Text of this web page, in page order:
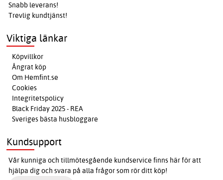
Snabb leverans!
Trevlig kundtjänst!
Viktiga länkar
Köpvillkor
Ångrat köp
Om Hemfint.se
Cookies
Integritetspolicy
Black Friday 2025 - REA
Sveriges bästa husbloggare
Kundsupport
Vår kunniga och tillmötesgående kundservice finns här för att
hjälpa dig och svara på alla frågor som rör ditt köp!